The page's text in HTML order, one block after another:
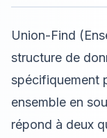
Union-Find
structure de
spécifiquement
ensemble en
répond à deux